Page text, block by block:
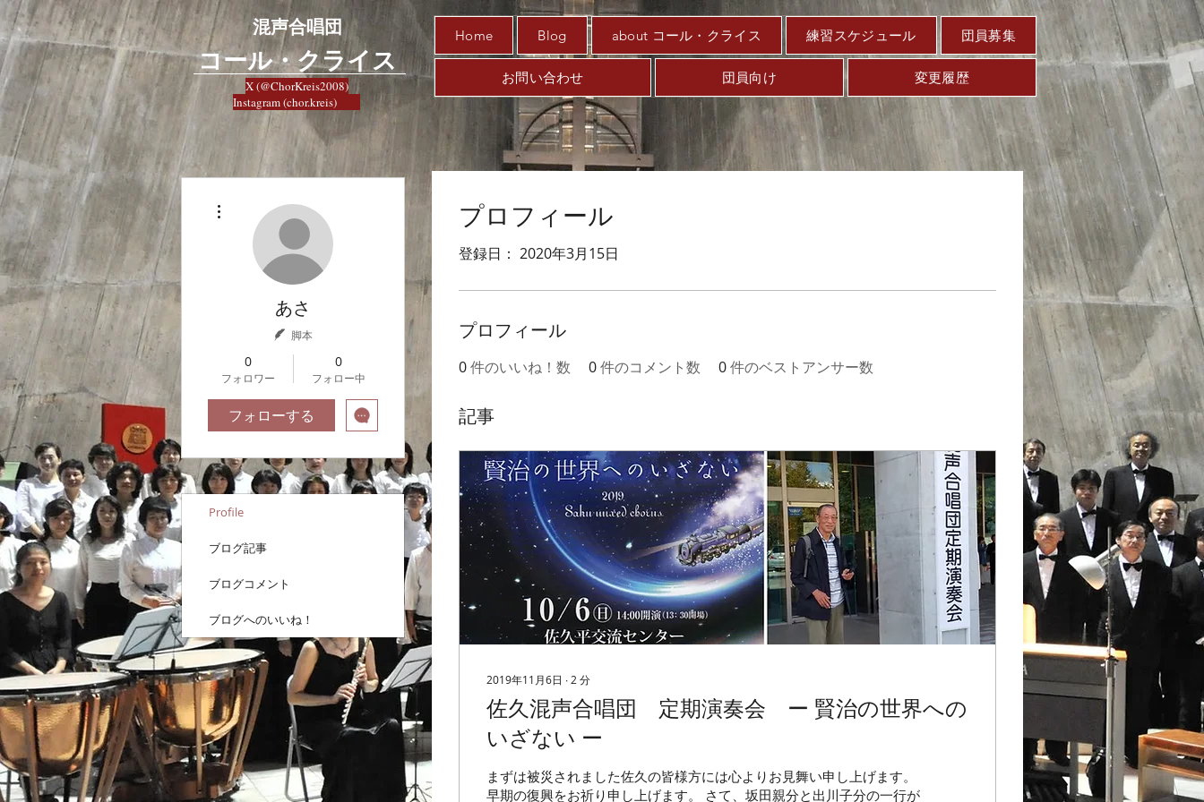
混声合唱団
​コール・クライス
X (@ChorKreis2008)
Instagram (chor.kreis)
Home Blog about コール・クライス 練習スケジュール 団員募集
お問い合わせ 団員向け 変更履歴
プロフィール
登録日： 2020年3月15日
プロフィール
0件のいいね！数 0件のコメント数 0件のベストアンサー数
記事
2019年11月6日 ∙ 2 分
佐久混声合唱団 定期演奏会 ー 賢治の世界への
いざない ー
まずは被災されました佐久の皆様方には心よりお見舞い申し上げます。
早期の復興をお祈り申し上げます。 さて、坂田親分と出川子分の一行が
あさ
脚本
0
フォロワー
0
フォロー中
フォローする
Profile
ブログ記事
ブログコメント
ブログへのいいね！